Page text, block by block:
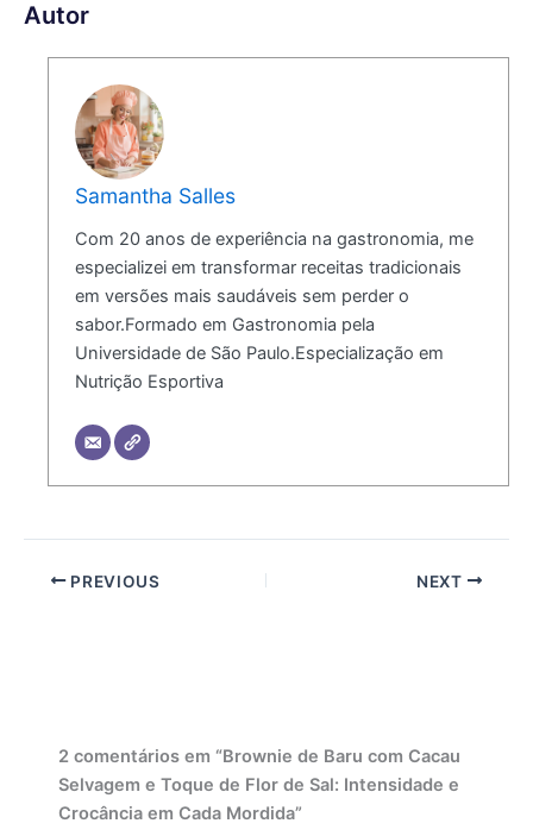
Autor
Samantha Salles
Com 20 anos de experiência na gastronomia, me
especializei em transformar receitas tradicionais
em versões mais saudáveis sem perder o
sabor.Formado em Gastronomia pela
Universidade de São Paulo.Especialização em
Nutrição Esportiva
PREVIOUS NEXT
2 comentários em “Brownie de Baru com Cacau
Selvagem e Toque de Flor de Sal: Intensidade e
Crocância em Cada Mordida”